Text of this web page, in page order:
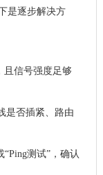
是逐步解决方
且信号强度足够
是否插紧、路由
测试”，确认